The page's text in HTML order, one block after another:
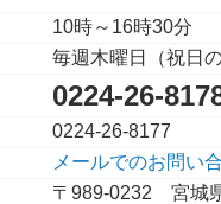
10時～16時30分
毎週木曜日（祝日
0224-26-
0224-26-8177
メールでのお問い
〒989-0232宮城